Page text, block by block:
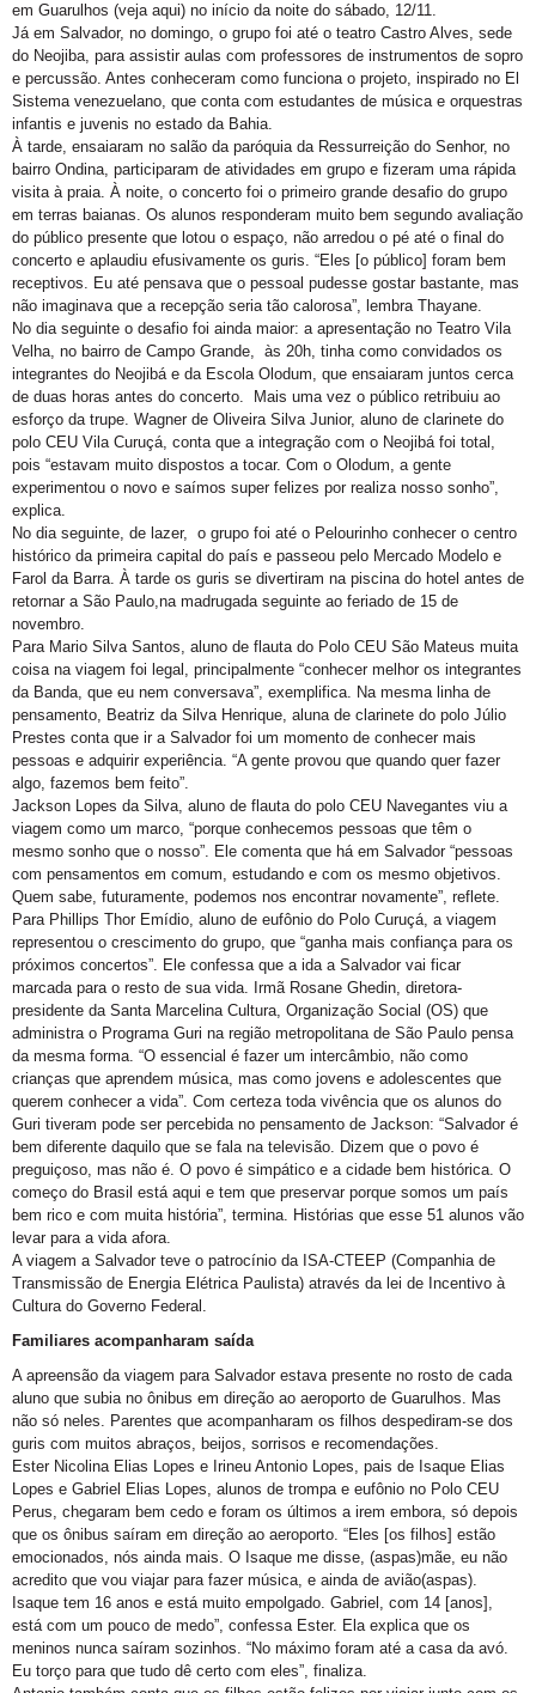
em Guarulhos (veja aqui) no início da noite do sábado, 12/11.
Já em Salvador, no domingo, o grupo foi até o teatro Castro Alves, sede
do Neojiba, para assistir aulas com professores de instrumentos de sopro
e percussão. Antes conheceram como funciona o projeto, inspirado no El
Sistema venezuelano, que conta com estudantes de música e orquestras
infantis e juvenis no estado da Bahia.
À tarde, ensaiaram no salão da paróquia da Ressurreição do Senhor, no
bairro Ondina, participaram de atividades em grupo e fizeram uma rápida
visita à praia. À noite, o concerto foi o primeiro grande desafio do grupo
em terras baianas. Os alunos responderam muito bem segundo avaliação
do público presente que lotou o espaço, não arredou o pé até o final do
concerto e aplaudiu efusivamente os guris. “Eles [o público] foram bem
receptivos. Eu até pensava que o pessoal pudesse gostar bastante, mas
não imaginava que a recepção seria tão calorosa”, lembra Thayane.
No dia seguinte o desafio foi ainda maior: a apresentação no Teatro Vila
Velha, no bairro de Campo Grande, às 20h, tinha como convidados os
integrantes do Neojibá e da Escola Olodum, que ensaiaram juntos cerca
de duas horas antes do concerto. Mais uma vez o público retribuiu ao
esforço da trupe. Wagner de Oliveira Silva Junior, aluno de clarinete do
polo CEU Vila Curuçá, conta que a integração com o Neojibá foi total,
pois “estavam muito dispostos a tocar. Com o Olodum, a gente
experimentou o novo e saímos super felizes por realiza nosso sonho”,
explica.
No dia seguinte, de lazer, o grupo foi até o Pelourinho conhecer o centro
histórico da primeira capital do país e passeou pelo Mercado Modelo e
Farol da Barra. À tarde os guris se divertiram na piscina do hotel antes de
retornar a São Paulo,na madrugada seguinte ao feriado de 15 de
novembro.
Para Mario Silva Santos, aluno de flauta do Polo CEU São Mateus muita
coisa na viagem foi legal, principalmente “conhecer melhor os integrantes
da Banda, que eu nem conversava”, exemplifica. Na mesma linha de
pensamento, Beatriz da Silva Henrique, aluna de clarinete do polo Júlio
Prestes conta que ir a Salvador foi um momento de conhecer mais
pessoas e adquirir experiência. “A gente provou que quando quer fazer
algo, fazemos bem feito”.
Jackson Lopes da Silva, aluno de flauta do polo CEU Navegantes viu a
viagem como um marco, “porque conhecemos pessoas que têm o
mesmo sonho que o nosso”. Ele comenta que há em Salvador “pessoas
com pensamentos em comum, estudando e com os mesmo objetivos.
Quem sabe, futuramente, podemos nos encontrar novamente”, reflete.
Para Phillips Thor Emídio, aluno de eufônio do Polo Curuçá, a viagem
representou o crescimento do grupo, que “ganha mais confiança para os
próximos concertos”. Ele confessa que a ida a Salvador vai ficar
marcada para o resto de sua vida. Irmã Rosane Ghedin, diretora-
presidente da Santa Marcelina Cultura, Organização Social (OS) que
administra o Programa Guri na região metropolitana de São Paulo pensa
da mesma forma. “O essencial é fazer um intercâmbio, não como
crianças que aprendem música, mas como jovens e adolescentes que
querem conhecer a vida”. Com certeza toda vivência que os alunos do
Guri tiveram pode ser percebida no pensamento de Jackson: “Salvador é
bem diferente daquilo que se fala na televisão. Dizem que o povo é
preguiçoso, mas não é. O povo é simpático e a cidade bem histórica. O
começo do Brasil está aqui e tem que preservar porque somos um país
bem rico e com muita história”, termina. Histórias que esse 51 alunos vão
levar para a vida afora.
A viagem a Salvador teve o patrocínio da ISA-CTEEP (Companhia de
Transmissão de Energia Elétrica Paulista) através da lei de Incentivo à
Cultura do Governo Federal.
Familiares acompanharam saída
A apreensão da viagem para Salvador estava presente no rosto de cada
aluno que subia no ônibus em direção ao aeroporto de Guarulhos. Mas
não só neles. Parentes que acompanharam os filhos despediram-se dos
guris com muitos abraços, beijos, sorrisos e recomendações.
Ester Nicolina Elias Lopes e Irineu Antonio Lopes, pais de Isaque Elias
Lopes e Gabriel Elias Lopes, alunos de trompa e eufônio no Polo CEU
Perus, chegaram bem cedo e foram os últimos a irem embora, só depois
que os ônibus saíram em direção ao aeroporto. “Eles [os filhos] estão
emocionados, nós ainda mais. O Isaque me disse, (aspas)mãe, eu não
acredito que vou viajar para fazer música, e ainda de avião(aspas).
Isaque tem 16 anos e está muito empolgado. Gabriel, com 14 [anos],
está com um pouco de medo”, confessa Ester. Ela explica que os
meninos nunca saíram sozinhos. “No máximo foram até a casa da avó.
Eu torço para que tudo dê certo com eles”, finaliza.